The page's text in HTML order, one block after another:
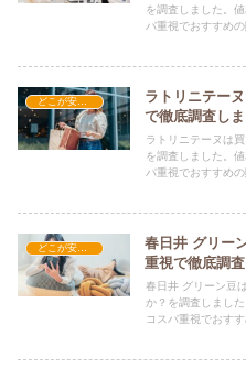
を調査しました。
パ重視でおすすめ
どこが安い？-お菓子・スイーツ・アイス
ラトリニテー
で徹底調査し
ラトリニテーヌは
を調査しました。
パ重視でおすすめ
春日井 グリー
重視で徹底調
春日井 グリーン豆
か？を調査しまし
コスパ重視でおす